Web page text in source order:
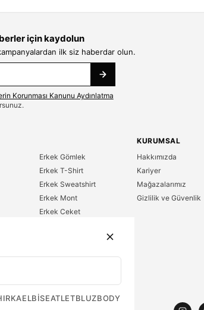
için kaydolun
ilk siz haberdar olun.
Korunması Kanunu Aydınlatma
Erkek Gömlek
Erkek T-Shirt
Erkek Sweatshirt
Erkek Mont
Erkek Ceket
KURUMSAL
Hakkımızda
Kariyer
Mağazalarımız
Gizlilik ve Güvenlik
ELBISEATLETBLUZBODY